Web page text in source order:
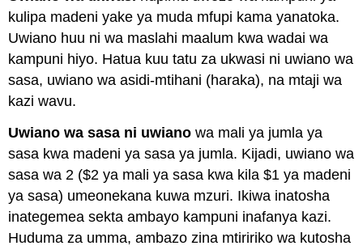
kulipa madeni yake ya muda mfupi kama yanatoka.
Uwiano huu ni wa maslahi maalum kwa wadai wa
kampuni hiyo. Hatua kuu tatu za ukwasi ni uwiano wa
sasa, uwiano wa asidi-mtihani (haraka), na mtaji wa
kazi wavu.
Uwiano wa sasa ni uwiano wa mali ya jumla ya
sasa kwa madeni ya sasa ya jumla. Kijadi, uwiano wa
sasa wa 2 ($2 ya mali ya sasa kwa kila $1 ya madeni
ya sasa) umeonekana kuwa mzuri. Ikiwa inatosha
inategemea sekta ambayo kampuni inafanya kazi.
Huduma za umma, ambazo zina mtiririko wa kutosha